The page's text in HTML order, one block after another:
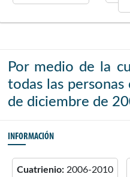
Por medio de la
todas las
de diciembre de
INFORMACIÓN
Cuatrienio: 2006-2010